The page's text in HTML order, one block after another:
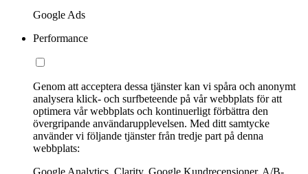
Google Ads
Performance
Genom att acceptera dessa tjänster kan vi spåra och anonymt
analysera klick- och surfbeteende på vår webbplats för att
optimera vår webbplats och kontinuerligt förbättra den
övergripande användarupplevelsen. Med ditt samtycke
använder vi följande tjänster från tredje part på denna
webbplats:
Google Analytics, Clarity, Google Kundrecensioner, A/B-